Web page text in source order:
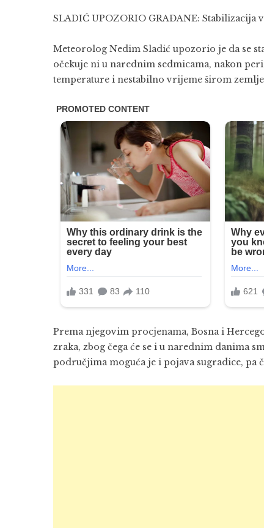
SLADIĆ UPOZORIO GRAĐANE: Stabilizacija
Meteorolog Nedim Sladić upozorio je da se
očekuje ni u narednim sedmicama, nakon
temperature i nestabilno vrijeme širom
Prema njegovim procjenama, Bosna i
zraka, zbog čega će se i u narednim danima
područjima moguća je i pojava sugradice, pa